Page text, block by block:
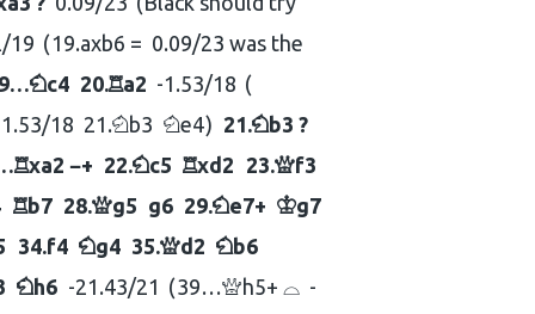
19
19.axb6 = 0.09/23 was the
Nc4 20.Ra2 -1.53/18
18 21.Nb3 Ne4 21.Nb3 ?
Rxa2 −+ 22.Nc5 Rxd2 23.Qf3
Rb7 28.Qg5 g6 29.Ne7+ Kg7
34.f4 Ng4 35.Qd2 Nb6
Nh6 -21.43/21 39…Qh5+ ⌓ -